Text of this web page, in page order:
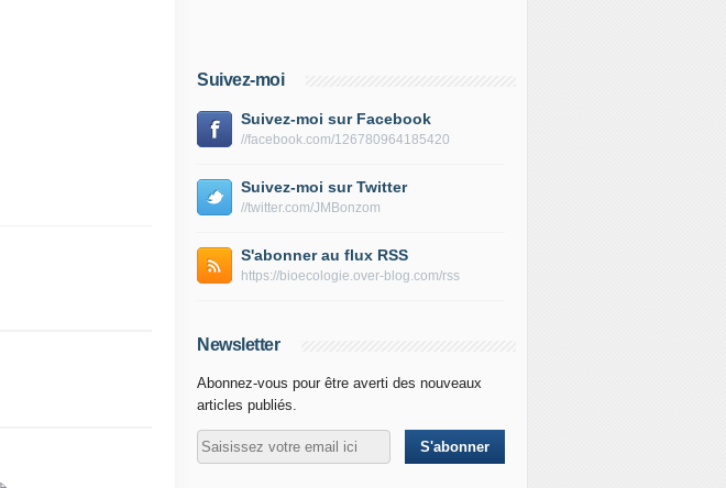
Suivez-moi
Suivez-moi sur Facebook
//facebook.com/126780964185420
Suivez-moi sur Twitter
//twitter.com/JMBonzom
S'abonner au flux RSS
https://bioecologie.over-blog.com/rss
Newsletter
Abonnez-vous pour être averti des nouveaux
articles publiés.